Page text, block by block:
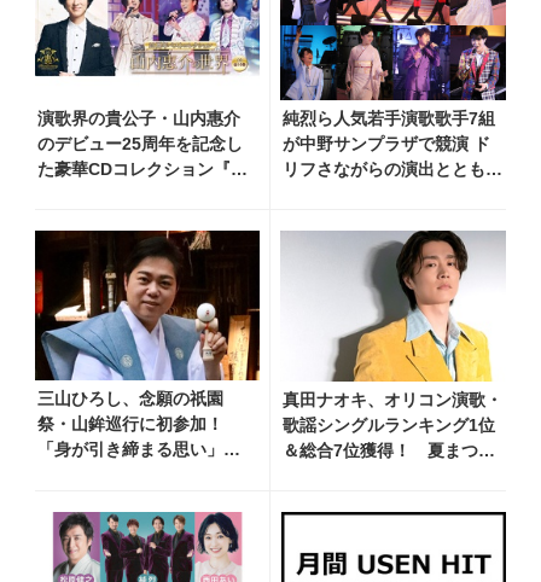
演歌界の貴公子・山内惠介
のデビュー25周年を記念し
た豪華CDコレクション『山
歌・名曲カバー、今作限定
のコンサート音源まで全164
曲収録
純烈ら人気若手演歌歌手7組
が中野サンプラザで競演 ド
リフさながらの演出とともに
三山ひろし、念願の祇園
祭・山鉾巡行に初参加！
「身が引き締まる思い」と
真田ナオキ、オリコン演歌・
歌謡シングルランキング1位
＆総合7位獲得！ 夏まつり